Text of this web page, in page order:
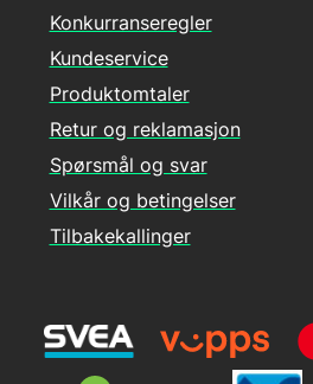
Konkurranseregler
Kundeservice
Produktomtaler
Retur og reklamasjon
Spørsmål og svar
Vilkår og betingelser
Tilbakekallinger